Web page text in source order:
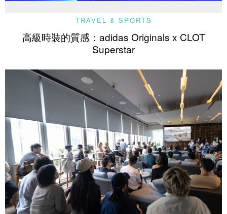
TRAVEL & SPORTS
高級時裝的質感：adidas Originals x CLOT
Superstar